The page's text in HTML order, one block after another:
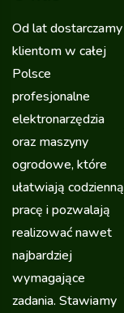
Od lat dostarczamy
klientom w całej
Polsce
profesjonalne
elektronarzędzia
oraz maszyny
ogrodowe, które
ułatwiają codzienną
pracę i pozwalają
realizować nawet
najbardziej
wymagające
zadania. Stawiamy